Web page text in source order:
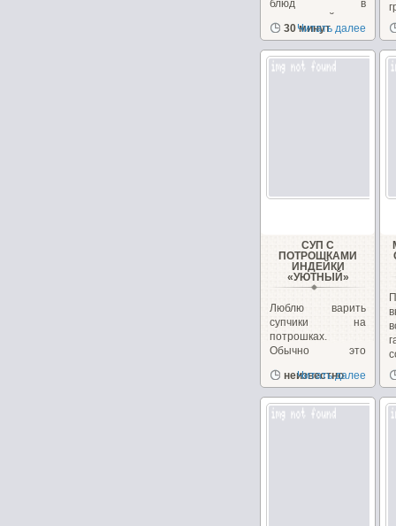
блюд в
закавказской
кухне, в Армении...
30 минут
Читать далее
СУП С
ПОТРОШКАМИ
ИНДЕЙКИ
«УЮТНЫЙ»
Люблю варить
супчики на
потрошках.
Обычно это
сегодня у меня
неизвестно
Читать далее